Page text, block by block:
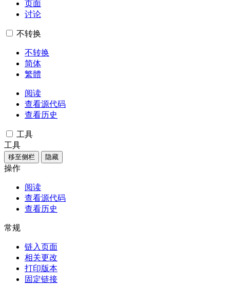
页面
讨论
不转换
不转换
简体
繁體
阅读
查看源代码
查看历史
工具
工具
移至侧栏 隐藏
操作
阅读
查看源代码
查看历史
常规
链入页面
相关更改
打印版本
固定链接